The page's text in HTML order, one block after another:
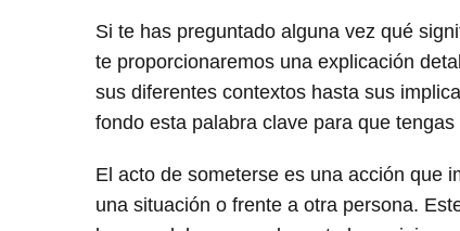
Si te has preguntado alguna vez qué
te proporcionaremos una explicación
sus diferentes contextos hasta sus
fondo esta palabra clave para que
El acto de someterse es una acción que
una situación o frente a otra persona.